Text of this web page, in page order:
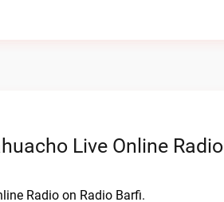
Live Online Radio
Radio on Radio Barfi.